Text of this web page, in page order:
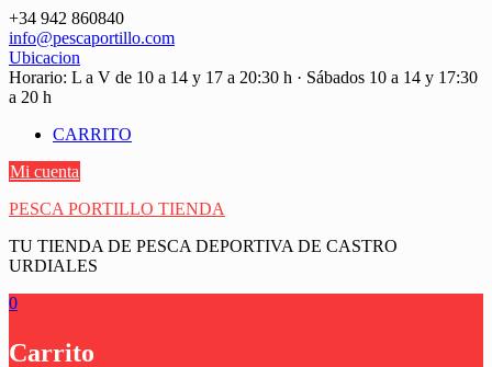
Saltar
contenido
+34 942 860840
info@pescaportillo.com
Ubicacion
Horario: L a V de 10 a 14 y 17 a 20:30 h · Sábados 10 a 14 y 17:30
a 20 h
CARRITO
Mi cuenta
PESCA PORTILLO TIENDA
TU TIENDA DE PESCA DEPORTIVA DE CASTRO
URDIALES
0
Carrito